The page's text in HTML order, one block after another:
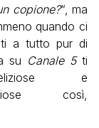
copione?“, ma
quando ci
a tutto pur di
su Canale 5ti
e
così,